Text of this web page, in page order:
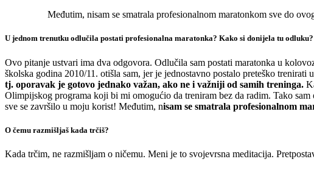
Međutim, nisam se smatrala profesionalnom maratonkom sve do
U jednom trenutku odlučila postati profesionalna maratonka? Kako si donijela tu odluku?
Ovo pitanje ustvari ima dva odgovora. Odlučila sam postati maratonka u
školska godina 2010/11. otišla sam, jer je jednostavno postalo preteško
tj. oporavak je gotovo jednako važan, ako ne i važniji od samih treninga.
Olimpijskog programa koji bi mi omogućio da treniram bez da radim. Tako
sve se završilo u moju korist! Međutim, nisam se smatrala profesionalnom
O čemu razmišljaš kada trčiš?
Kada trčim, ne razmišljam o ničemu. Meni je to svojevrsna meditacija.